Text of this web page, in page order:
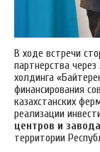
В ходе встречи
партнерства
холдинга
финансирования
казахстанских
реализации
центров и
территории